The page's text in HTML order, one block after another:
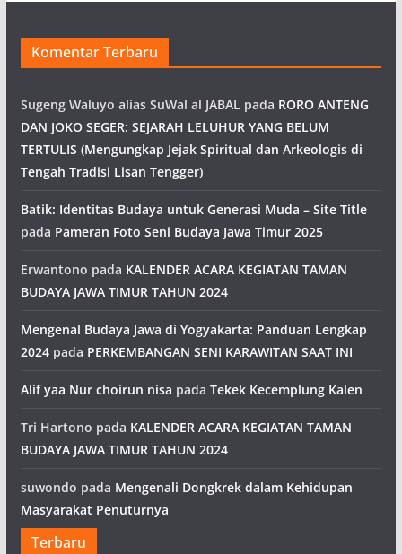
Komentar Terbaru
Sugeng Waluyo alias SuWal al JABAL pada RORO ANTENG
DAN JOKO SEGER: SEJARAH LELUHUR YANG BELUM
TERTULIS (Mengungkap Jejak Spiritual dan Arkeologis di
Tengah Tradisi Lisan Tengger)
Batik: Identitas Budaya untuk Generasi Muda – Site Title
pada Pameran Foto Seni Budaya Jawa Timur 2025
Erwantono pada KALENDER ACARA KEGIATAN TAMAN
BUDAYA JAWA TIMUR TAHUN 2024
Mengenal Budaya Jawa di Yogyakarta: Panduan Lengkap
2024pada PERKEMBANGAN SENI KARAWITAN SAAT INI
Alif yaa Nur choirun nisa pada Tekek Kecemplung Kalen
Tri Hartono pada KALENDER ACARA KEGIATAN TAMAN
BUDAYA JAWA TIMUR TAHUN 2024
suwondo pada Mengenali Dongkrek dalam Kehidupan
Masyarakat Penuturnya
Terbaru